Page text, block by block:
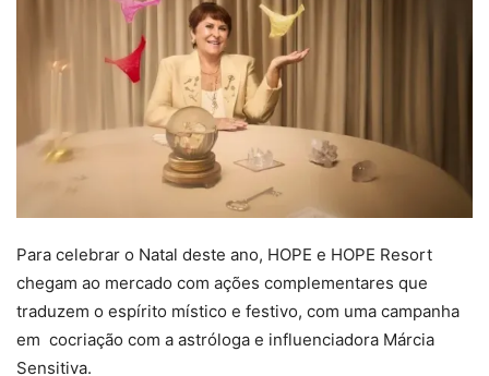
Para celebrar o Natal deste ano, HOPE e HOPE Resort
chegam ao mercado com ações complementares que
traduzem o espírito místico e festivo, com uma campanha
em cocriação com a astróloga e influenciadora Márcia
Sensitiva.